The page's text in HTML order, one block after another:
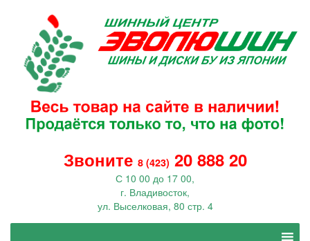
Звоните 8 (423) 20 888 20
С 10 00 до 17 00,
г. Владивосток,
ул. Выселковая, 80 стр. 4